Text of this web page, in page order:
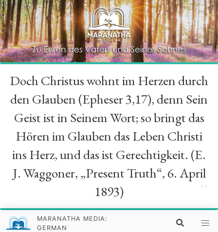
“
Doch Christus wohnt im Herzen durch
den Glauben (Epheser 3,17), denn Sein
Geist ist in Seinem Wort; so bringt das
Hören im Glauben das Leben Christi
ins Herz, und das ist Gerechtigkeit. (E.
J. Waggoner, „Present Truth“, 6. April
1893)
MARANATHA MEDIA:
GERMAN